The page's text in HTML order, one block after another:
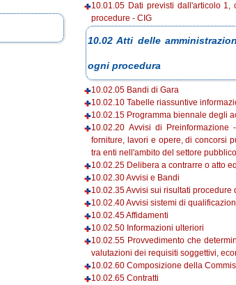
10.01.05 Dati previsti dall'articolo
procedure - CIG
10.02 Atti delle
ogni procedura
10.02.05 Bandi di Gara
10.02.10 Tabelle riassuntive
10.02.15 Programma biennale degli
10.02.20 Avvisi di
forniture, lavori e opere, di concorsi
tra enti nell'ambito del settore
10.02.25 Delibera a contrarre o atto
10.02.30 Avvisi e Bandi
10.02.35 Avvisi sui risultati procedure
10.02.40 Avvisi sistemi di
10.02.45 Affidamenti
10.02.50 Informazioni ulteriori
10.02.55 Provvedimento che
valutazioni dei requisiti soggettivi,
10.02.60 Composizione della
10.02.65 Contratti